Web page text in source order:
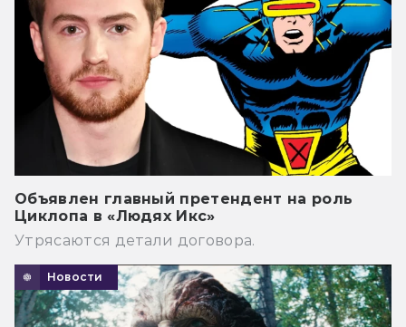
Объявлен главный претендент на роль
Циклопа в «Людях Икс»
Утрясаются детали договора.
Новости